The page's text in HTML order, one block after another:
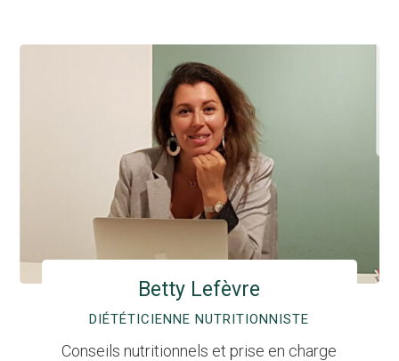
Betty Lefèvre
DIÉTÉTICIENNE NUTRITIONNISTE
Conseils nutritionnels et prise en charge